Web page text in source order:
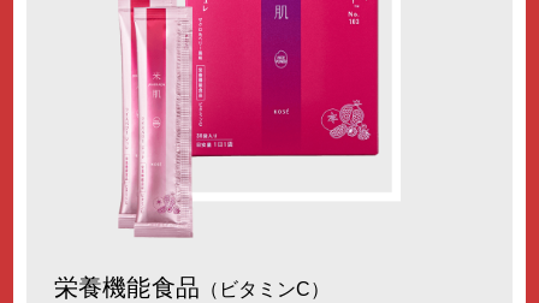
栄養機能食品 （ビタミンC）